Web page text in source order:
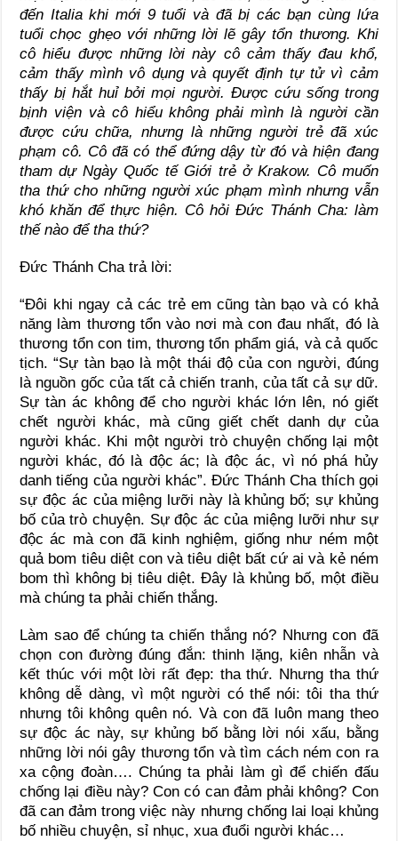
đến Italia khi mới 9 tuổi và đã bị các bạn cùng lứa
tuổi chọc ghẹo với những lời lẽ gây tổn thương. Khi
cô hiểu được những lời này cô cảm thấy đau khổ,
cảm thấy mình vô dụng và quyết định tự tử vì cảm
thấy bị hắt huỉ bởi mọi người. Được cứu sống trong
bịnh viện và cô hiểu không phải mình là người cần
được cứu chữa, nhưng là những người trẻ đã xúc
phạm cô. Cô đã có thể đứng dậy từ đó và hiện đang
tham dự Ngày Quốc tế Giới trẻ ở Krakow. Cô muốn
tha thứ cho những người xúc phạm mình nhưng vẫn
khó khăn để thực hiện. Cô hỏi Đức Thánh Cha: làm
thế nào để tha thứ?
Đức Thánh Cha trả lời:
“Đôi khi ngay cả các trẻ em cũng tàn bạo và có khả
năng làm thương tổn vào nơi mà con đau nhất, đó là
thương tổn con tim, thương tổn phẩm giá, và cả quốc
tịch. “Sự tàn bạo là một thái độ của con người, đúng
là nguồn gốc của tất cả chiến tranh, của tất cả sự dữ.
Sự tàn ác không để cho người khác lớn lên, nó giết
chết người khác, mà cũng giết chết danh dự của
người khác. Khi một người trò chuyện chống lại một
người khác, đó là độc ác; là độc ác, vì nó phá hủy
danh tiếng của người khác”. Đức Thánh Cha thích gọi
sự độc ác của miệng lưỡi này là khủng bố; sự khủng
bố của trò chuyện. Sự độc ác của miệng lưỡi như sự
độc ác mà con đã kinh nghiệm, giống như ném một
quả bom tiêu diệt con và tiêu diệt bất cứ ai và kẻ ném
bom thì không bị tiêu diệt. Đây là khủng bố, một điều
mà chúng ta phải chiến thắng.
Làm sao để chúng ta chiến thắng nó? Nhưng con đã
chọn con đường đúng đắn: thinh lặng, kiên nhẫn và
kết thúc với một lời rất đẹp: tha thứ. Nhưng tha thứ
không dễ dàng, vì một người có thể nói: tôi tha thứ
nhưng tôi không quên nó. Và con đã luôn mang theo
sự độc ác này, sự khủng bố bằng lời nói xấu, bằng
những lời nói gây thương tổn và tìm cách ném con ra
xa cộng đoàn…. Chúng ta phải làm gì để chiến đấu
chống lại điều này? Con có can đảm phải không? Con
đã can đảm trong việc này nhưng chống lai loại khủng
bố nhiều chuyện, sỉ nhục, xua đuổi người khác…